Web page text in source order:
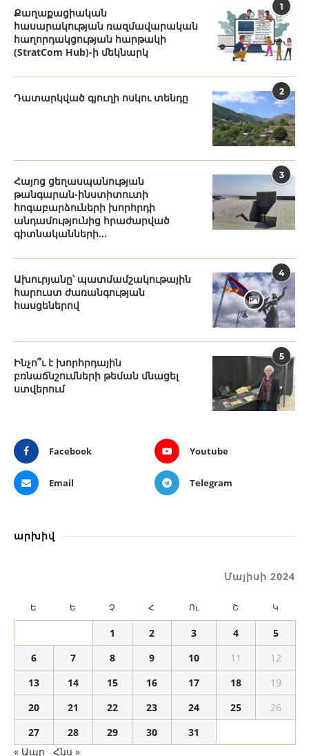
1
Քաղաքացիական
հասարակության ռազմավարական
հաղորդակցության հարթակի
(StratCom Hub)-ի մեկնարկ
2
Դատարկված գյուղի ոսկու տենդը
3
Հայոց ցեղասպանության
թանգարան-ինստիտուտի
հոգաբարձուների խորհրդի
անդամությունից հրաժարված
գիտնականների...
4
Ախուրյանը՝ պատմամշակութային
հարուստ ժառանգության
հասցեներով
5
Ինչո՞ւ է խորհրդային
բռնաճնշումների թեման մնացել
ստվերում
Facebook Youtube
Email Telegram
արխիվ
Մայիսի 2024
Ե Ե Չ Հ Ու Շ Կ
1 2 3 4
5
6
7 8 9 10 11
12
13
14 15 16 17 18
19
20
21 22 23 24 25
26
27
28 29 30
31
« Ապր
Հնս »